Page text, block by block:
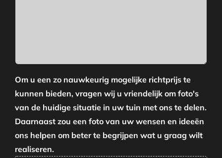
Om u een zo nauwkeurig mogelijke richtprijs te
kunnen bieden, vragen wij u vriendelijk om foto's
van de huidige situatie in uw tuin met ons te delen.
Daarnaast zou een foto van uw wensen en ideeën
ons helpen om beter te begrijpen wat u graag wilt
realiseren.